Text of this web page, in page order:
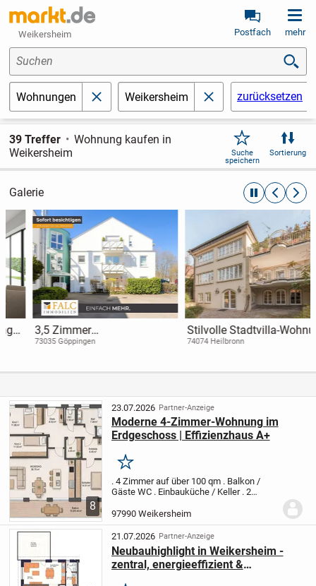
Weikersheim Postfach mehr
Suchen
Wohnungen schließenWeikersheim schließenzurücksetzen
39 Treffer
Wohnung kaufen in
Weikersheim
Suche
speichern
Sortierung
Galerie automatische
3,5 Zimmer
Erdgeschosswohnung mit 2
Lage
73035 Göppingen
Stilvolle Stadtvilla-Wohnung
mit großzügigem
Toplage
74074 Heilbronn
8
23.07.2026 Partner-Anzeige
Moderne 4-Zimmer-Wohnung im
Erdgeschoss | Effizienzhaus A+
Merken
. 4 Zimmer auf über 100 qm . Balkon /
Gäste WC . Einbauküche / Keller . 2
Erdgeschosswohnung (Baujahr 2023)
überzeugt durch einen durchdachten
Grundriss...
97990 Weikersheim
21.07.2026 Partner-Anzeige
Neubauhighlight in Weikersheim -
zentral, energieeffizient &